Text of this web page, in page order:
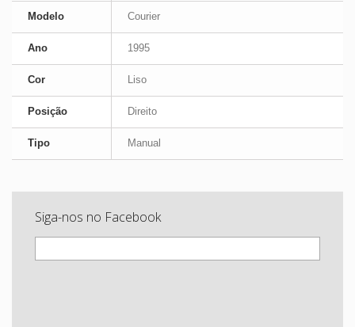
Modelo Courier
Ano 1995
Cor Liso
Posição Direito
Tipo Manual
Siga-nos no Facebook